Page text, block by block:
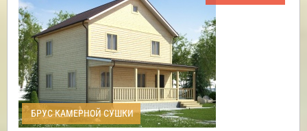
БРУС КАМЕРНОЙ СУШКИ